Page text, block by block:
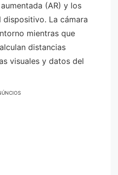
(AR) y los
dispositivo. La cámara
mientras que
distancias
visuales y datos del